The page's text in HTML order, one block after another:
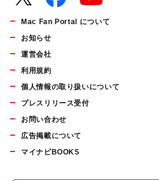
Mac Fan Portal について
お知らせ
運営会社
利用規約
個人情報の取り扱いについて
プレスリリース受付
お問い合わせ
広告掲載について
マイナビBOOKS